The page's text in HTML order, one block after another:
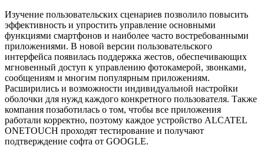
Изучение пользовательских сценариев позволило повысить
эффективность и упростить управление основными
функциями смартфонов и наиболее часто востребованными
приложениями. В новой версии пользовательского
интерфейса появилась поддержка жестов, обеспечивающих
мгновенный доступ к управлению фотокамерой, звонками,
сообщениям и многим популярным приложениям.
Расширились и возможности индивидуальной настройки
оболочки для нужд каждого конкретного пользователя. Также
компания позаботилась о том, чтобы все приложения
работали корректно, поэтому каждое устройство ALCATEL
ONETOUCH проходят тестирование и получают
подтверждение софта от GOOGLE.